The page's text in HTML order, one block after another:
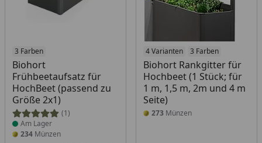
3 Farben
Biohort
Frühbeetaufsatz für
HochBeet (passend zu
Größe 2x1)
(1)
Produkt am Lager
Am Lager
234 Münzen
4 Varianten 3 Farben
Biohort Rankgitter für
Hochbeet (1 Stück; für
1 m, 1,5 m, 2m und 4 m
Seite)
273Münzen